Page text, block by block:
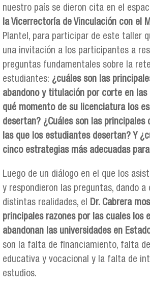
nuestro país se dieron cita en el
la Vicerrectoría de Vinculación con el
Plantel, para participar de este taller
una invitación a los participantes a
preguntas fundamentales sobre la
estudiantes: ¿cuáles son las
abandono y titulación por corte en las
qué momento de su licenciatura los
desertan? ¿Cuáles son las principales
las que los estudiantes desertan? Y
cinco estrategias más adecuadas
Luego de un diálogo en el que los
y respondieron las preguntas, dando a
distintas realidades, el Dr. Cabrera
principales razones por las cuales los
abandonan las universidades en
son la falta de financiamiento, falta
educativa y vocacional y la falta de
estudios.